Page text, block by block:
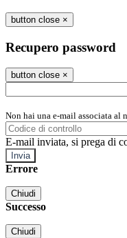
button close ×
Recupero password
button close ×
Non hai una e-mail associata al
E-mail inviata, si prega di
Errore
Chiudi
Successo
Chiudi